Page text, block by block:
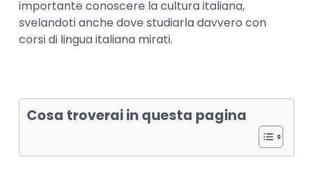
importante conoscere la cultura italiana,
svelandoti anche dove studiarla davvero con
corsi di lingua italiana mirati.
Cosa troverai in questa pagina